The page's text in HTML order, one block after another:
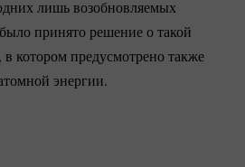
лишь возобновляемых
принято решение о такой
котором предусмотрено также
энергии.